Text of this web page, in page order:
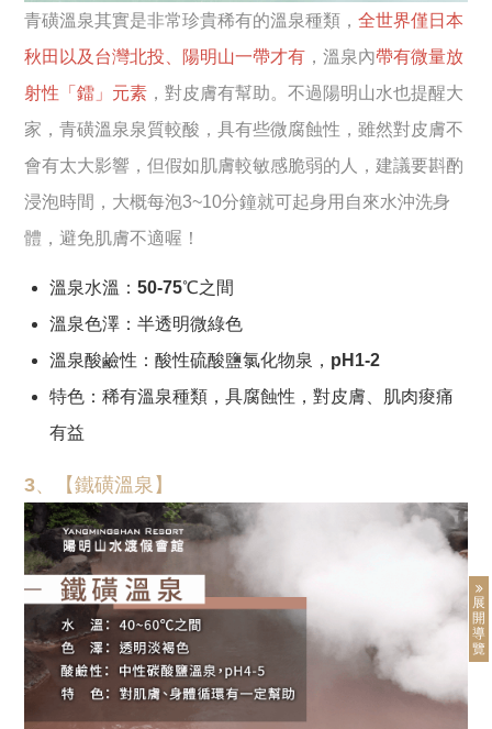
青磺溫泉其實是非常珍貴稀有的溫泉種類，全世界僅日本
秋田以及台灣北投、陽明山一帶才有 ，溫泉內帶有微量放
射性「鐳」元素 ，對皮膚有幫助。不過陽明山水也提醒大
家，青磺溫泉泉質較酸，具有些微腐蝕性，雖然對皮膚不
會有太大影響，但假如肌膚較敏感脆弱的人，建議要斟酌
浸泡時間，大概每泡3~10分鐘就可起身用自來水沖洗身
體，避免肌膚不適喔！
溫泉水溫：50-75℃之間
溫泉色澤：半透明微綠色
溫泉酸鹼性：酸性硫酸鹽氯化物泉，pH1-2
特色：稀有溫泉種類，具腐蝕性，對皮膚、肌肉痠痛
有益
3、【鐵磺溫泉】
展
開
導
覽